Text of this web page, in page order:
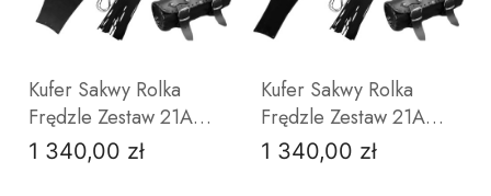
Kufer Sakwy Rolka
Frędzle Zestaw 21A
Junak M12
Cena
1 340,00 zł
Kufer Sakwy Rolka
Frędzle Zestaw 21A
Junak M16
Cena
1 340,00 zł